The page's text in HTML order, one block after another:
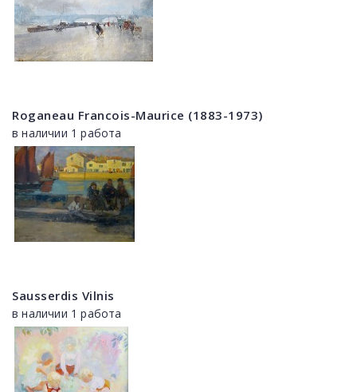
Roganeau Francois-Maurice (1883-1973)
в наличии 1 работа
Sausserdis Vilnis
в наличии 1 работа